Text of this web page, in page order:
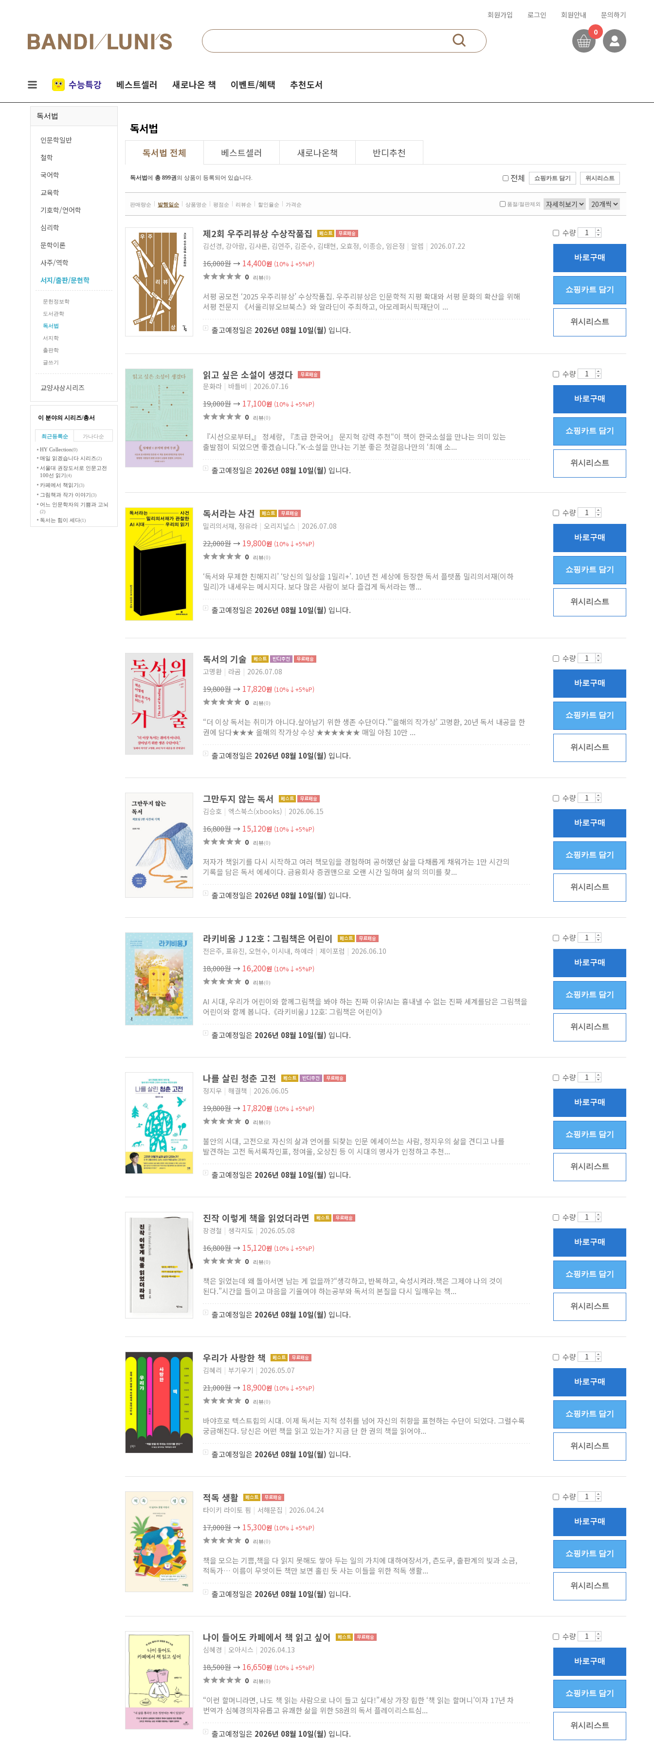
회원가입 로그인 회원안내 문의하기
검색 0
실시간
인기
수능특강 베스트셀러 새로나온 책 이벤트/혜택 추천도서
독서법
인문학일반
철학
국어학
교육학
기호학/언어학
심리학
문학이론
사주/역학
서지/출판/문헌학
문헌정보학
도서관학
독서법
서지학
출판학
글쓰기
교양사상시리즈
이 분야의 시리즈/총서
최근등록순 가나다순
HY Collection(0)
매일 읽겠습니다 시리즈(2)
서울대 권장도서로 인문고전
100선 읽기(4)
카페에서 책읽기(3)
그림책과 작가 이야기(3)
어느 인문학자의 기쁨과 고뇌
(2)
독서는 힘이 세다(1)
독서법
독서법 전체 베스트셀러 새로나온책 반디추천
판매량순 발행일순 상품명순 평점순 리뷰순 할인율순 가격순 품절/절판제외
독서법에 총 899권의 상품이 등록되어 있습니다. 전체 쇼핑카트 담기 위시리스트
제2회 우주리뷰상 수상작품집
김선경, 강아람, 김샤론, 김연주, 김준수, 김태현, 오효정, 이종승, 임은정 | 알렙 | 2026.07.22
16,000원→ 14,400원 (10%↓+5%P)
0 리뷰(0)
서평 공모전 ‘2025 우주리뷰상’ 수상작품집. 우주리뷰상은 인문학적 지평 확대와 서평 문화의 확산을 위해
서평 전문지 《서울리뷰오브북스》와 알라딘이 주최하고, 아모레퍼시픽재단이 ...
출고예정일은 2026년 08월 10일(월) 입니다.
수량
바로구매
쇼핑카트 담기
위시리스트
읽고 싶은 소설이 생겼다
문화라 | 바틀비 | 2026.07.16
19,000원→ 17,100원 (10%↓+5%P)
0 리뷰(0)
『시선으로부터,』 정세랑, 『초급 한국어』 문지혁 강력 추천“이 책이 한국소설을 만나는 의미 있는
출발점이 되었으면 좋겠습니다.”K-소설을 만나는 기분 좋은 첫걸음나만의 ‘최애 소...
출고예정일은 2026년 08월 10일(월) 입니다.
수량
바로구매
쇼핑카트 담기
위시리스트
독서라는 사건
밀리의서재, 정유라 | 오리지널스 | 2026.07.08
22,000원→ 19,800원 (10%↓+5%P)
0 리뷰(0)
‘독서와 무제한 친해지리’ ‘당신의 일상을 1밀리+’. 10년 전 세상에 등장한 독서 플랫폼 밀리의서재(이하
밀리)가 내세우는 메시지다. 보다 많은 사람이 보다 즐겁게 독서라는 행...
출고예정일은 2026년 08월 10일(월) 입니다.
수량
바로구매
쇼핑카트 담기
위시리스트
독서의 기술
고명환 | 라곰 | 2026.07.08
19,800원→ 17,820원 (10%↓+5%P)
0 리뷰(0)
“더 이상 독서는 취미가 아니다.살아남기 위한 생존 수단이다.”‘올해의 작가상’ 고명환, 20년 독서 내공을 한
권에 담다★★★ 올해의 작가상 수상 ★★★★★★ 매일 아침 10만 ...
출고예정일은 2026년 08월 10일(월) 입니다.
수량
바로구매
쇼핑카트 담기
위시리스트
그만두지 않는 독서
김승호 | 엑스북스(xbooks) | 2026.06.15
16,800원→ 15,120원 (10%↓+5%P)
0 리뷰(0)
저자가 책읽기를 다시 시작하고 여러 책모임을 경험하며 공허했던 삶을 다채롭게 채워가는 1만 시간의
기록을 담은 독서 에세이다. 금융회사 증권맨으로 오랜 시간 일하며 삶의 의미를 찾...
출고예정일은 2026년 08월 10일(월) 입니다.
수량
바로구매
쇼핑카트 담기
위시리스트
라키비움 J 12호 : 그림책은 어린이
전은주, 표유진, 오현수, 이시내, 하예라 | 제이포럼 | 2026.06.10
18,000원→ 16,200원 (10%↓+5%P)
0 리뷰(0)
AI 시대, 우리가 어린이와 함께그림책을 봐야 하는 진짜 이유!AI는 흉내낼 수 없는 진짜 세계를담은 그림책을
어린이와 함께 봅니다.《라키비움J 12호: 그림책은 어린이》
출고예정일은 2026년 08월 10일(월) 입니다.
수량
바로구매
쇼핑카트 담기
위시리스트
나를 살린 청춘 고전
정지우 | 해결책 | 2026.06.05
19,800원→ 17,820원 (10%↓+5%P)
0 리뷰(0)
불안의 시대, 고전으로 자신의 삶과 언어를 되찾는 인문 에세이쓰는 사람, 정지우의 삶을 견디고 나를
발견하는 고전 독서록차인표, 정여울, 오상진 등 이 시대의 명사가 인정하고 추천...
출고예정일은 2026년 08월 10일(월) 입니다.
수량
바로구매
쇼핑카트 담기
위시리스트
진작 이렇게 책을 읽었더라면
장경철 | 생각지도 | 2026.05.08
16,800원→ 15,120원 (10%↓+5%P)
0 리뷰(0)
책은 읽었는데 왜 돌아서면 남는 게 없을까?“생각하고, 반복하고, 숙성시켜라.책은 그제야 나의 것이
된다.”시간을 들이고 마음을 기울여야 하는공부와 독서의 본질을 다시 일깨우는 책...
출고예정일은 2026년 08월 10일(월) 입니다.
수량
바로구매
쇼핑카트 담기
위시리스트
우리가 사랑한 책
김혜리 | 부기우기 | 2026.05.07
21,000원→ 18,900원 (10%↓+5%P)
0 리뷰(0)
바야흐로 텍스트힙의 시대. 이제 독서는 지적 성취를 넘어 자신의 취향을 표현하는 수단이 되었다. 그럴수록
궁금해진다. 당신은 어떤 책을 읽고 있는가? 지금 단 한 권의 책을 읽어야...
출고예정일은 2026년 08월 10일(월) 입니다.
수량
바로구매
쇼핑카트 담기
위시리스트
적독 생활
타이키 라이토 핌 | 서해문집 | 2026.04.24
17,000원→ 15,300원 (10%↓+5%P)
0 리뷰(0)
책을 모으는 기쁨,책을 다 읽지 못해도 쌓아 두는 일의 가치에 대하여장서가, 츤도쿠, 출판계의 빛과 소금,
적독가… 이름이 무엇이든 책만 보면 홀린 듯 사는 이들을 위한 적독 생활...
출고예정일은 2026년 08월 10일(월) 입니다.
수량
바로구매
쇼핑카트 담기
위시리스트
나이 들어도 카페에서 책 읽고 싶어
심혜경 | 오아시스 | 2026.04.13
18,500원→ 16,650원 (10%↓+5%P)
0 리뷰(0)
“이런 할머니라면, 나도 책 읽는 사람으로 나이 들고 싶다!”세상 가장 힙한 ‘책 읽는 할머니’이자 17년 차
번역가 심혜경의자유롭고 유쾌한 삶을 위한 58권의 독서 플레이리스트심...
출고예정일은 2026년 08월 10일(월) 입니다.
수량
바로구매
쇼핑카트 담기
위시리스트